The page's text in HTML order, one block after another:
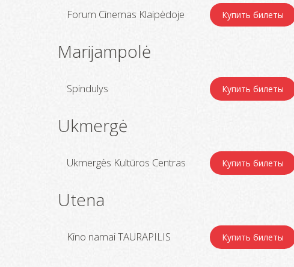
Forum Cinemas Klaipėdoje Купить билеты
Marijampolė
Spindulys Купить билеты
Ukmergė
Ukmergės Kultūros Centras Купить билеты
Utena
Kino namai TAURAPILIS Купить билеты